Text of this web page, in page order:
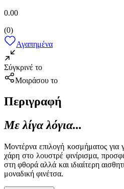
0.00
(0)
Αγαπημένα
Σύγκρινέ το
Μοιράσου το
Περιγραφή
Με λίγα λόγια...
Μοντέρνα επιλογή κοσμήματος για
χάρη στο λουστρέ φινίρισμα,
στη φθορά αλλά και ιδιαίτερη
μοναδική φινέτσα.